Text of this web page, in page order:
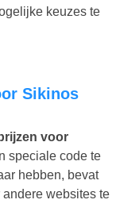
keuzes te
voor
speciale code te
hebben, bevat
websites te